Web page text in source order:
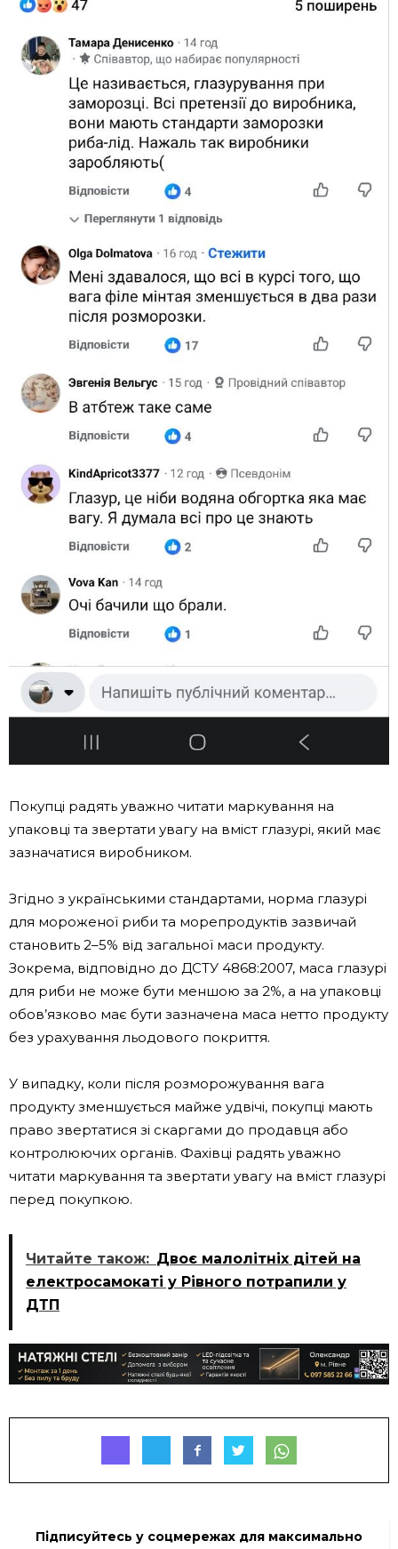
Покупці радять уважно читати маркування на
упаковці та звертати увагу на вміст глазурі, який має
зазначатися виробником.
Згідно з українськими стандартами, норма глазурі
для мороженої риби та морепродуктів зазвичай
становить 2–5% від загальної маси продукту.
Зокрема, відповідно до ДСТУ 4868:2007, маса глазурі
для риби не може бути меншою за 2%, а на упаковці
обов’язково має бути зазначена маса нетто продукту
без урахування льодового покриття.
У випадку, коли після розморожування вага
продукту зменшується майже удвічі, покупці мають
право звертатися зі скаргами до продавця або
контролюючих органів. Фахівці радять уважно
читати маркування та звертати увагу на вміст глазурі
перед покупкою.
Читайте також: Двоє малолітніх дітей на
електросамокаті у Рівного потрапили у
ДТП
Підписуйтесь у соцмережах для максимально